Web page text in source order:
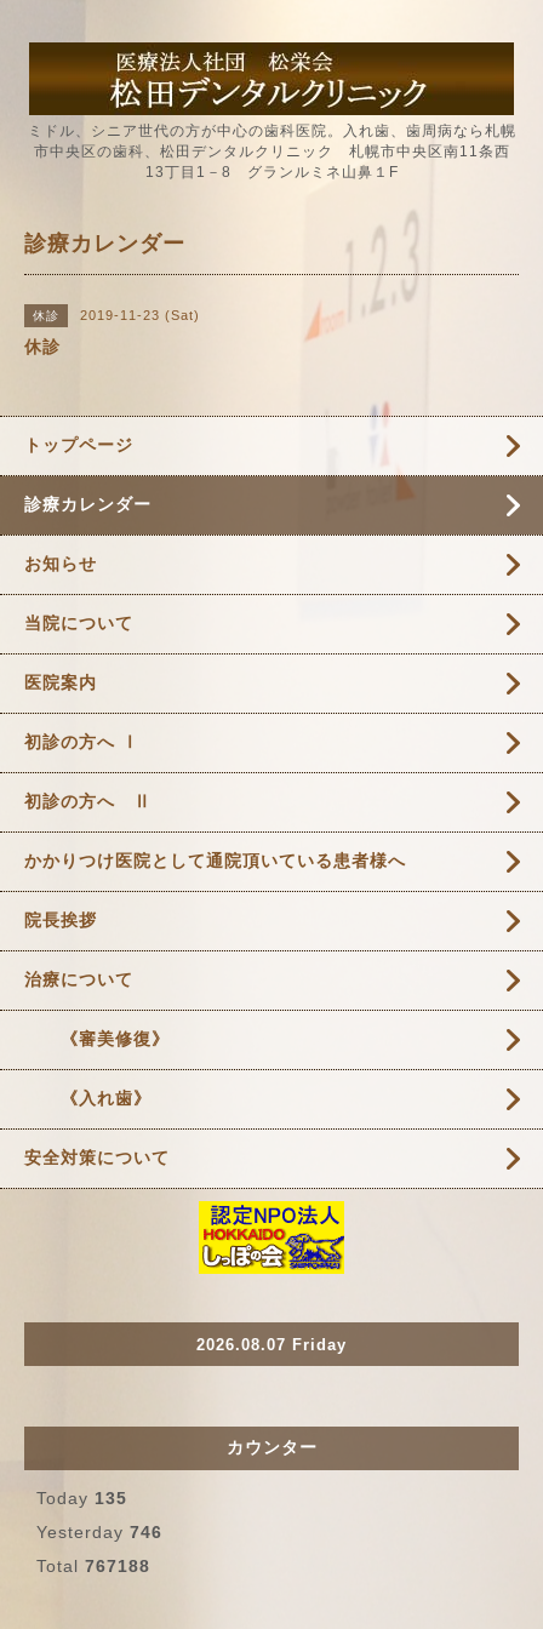
ミドル、シニア世代の方が中心の歯科医院。入れ歯、歯周病なら札幌
市中央区の歯科、松田デンタルクリニック 札幌市中央区南11条西
13丁目1－8 グランルミネ山鼻１F
診療カレンダー
休診 2019-11-23 (Sat)
休診
トップページ
診療カレンダー
お知らせ
当院について
医院案内
初診の方へ Ⅰ
初診の方へ Ⅱ
かかりつけ医院として通院頂いている患者様へ
院長挨拶
治療について
《審美修復》
《入れ歯》
安全対策について
2026.08.07 Friday
カウンター
Today 135
Yesterday 746
Total 767188